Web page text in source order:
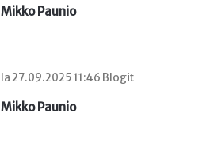
Mikko Paunio
la 27.09.2025 11:46 Blogit
Mikko Paunio